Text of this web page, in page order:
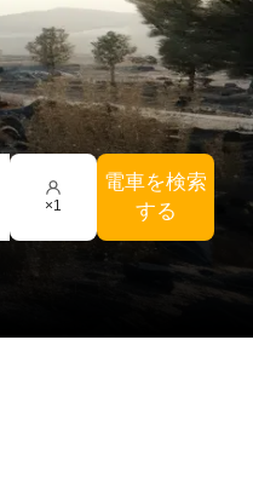
×1
電車を検索
する